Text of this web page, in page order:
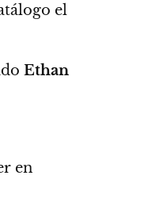
el
Ethan
en